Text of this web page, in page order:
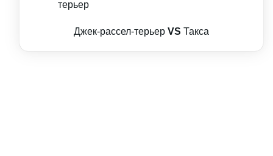
Джек-рассел-терьер VS Такса